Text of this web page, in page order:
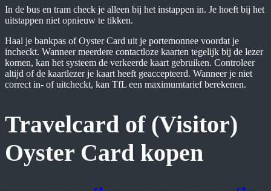
In de bus en tram check je alleen bij het instappen in. Je hoeft bij het
uitstappen niet opnieuw te tikken.
Haal je bankpas of Oyster Card uit je portemonnee voordat je
incheckt. Wanneer meerdere contactloze kaarten tegelijk bij de lezer
komen, kan het systeem de verkeerde kaart gebruiken. Controleer
altijd of de kaartlezer je kaart heeft geaccepteerd. Wanneer je niet
correct in- of uitcheckt, kan TfL een maximumtarief berekenen.
Travelcard of (Visitor)
Oyster Card kopen